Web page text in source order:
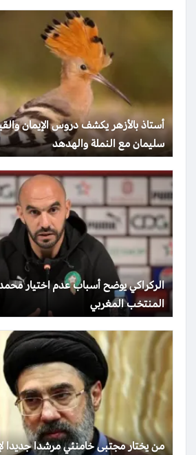
أستاذ بالأزهر يكشف دروس الإيمان
سليمان مع النملة والهدهد
الركراكي يوضح أسباب عدم اختيار
المنتخب المغربي
من يختار مجتبى خامنئي مرشدا جديدا